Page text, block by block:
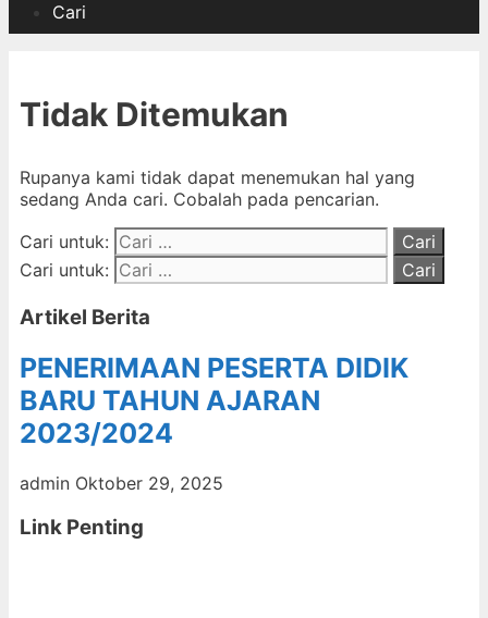
Cari
Tidak Ditemukan
Rupanya kami tidak dapat menemukan hal yang
sedang Anda cari. Cobalah pada pencarian.
Cari untuk:
Cari untuk:
Artikel Berita
PENERIMAAN PESERTA DIDIK
BARU TAHUN AJARAN
2023/2024
admin Oktober 29, 2025
Link Penting